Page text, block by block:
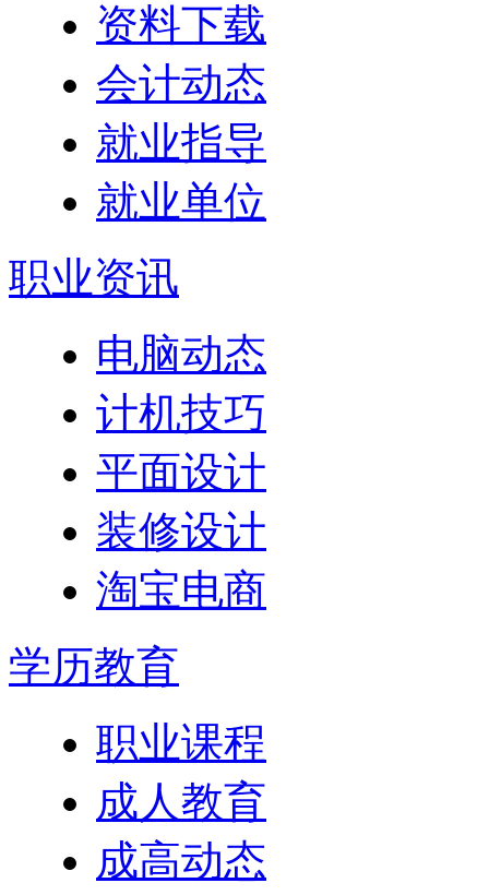
资料下载
会计动态
就业指导
就业单位
职业资讯
电脑动态
计机技巧
平面设计
装修设计
淘宝电商
学历教育
职业课程
成人教育
成高动态